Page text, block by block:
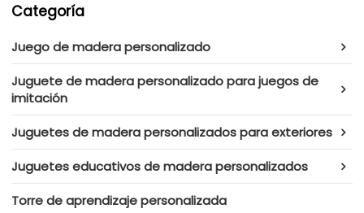
Categoría
Juego de madera personalizado
Juguete de madera personalizado para juegos de
imitación
Juguetes de madera personalizados para exteriores
Juguetes educativos de madera personalizados
Torre de aprendizaje personalizada